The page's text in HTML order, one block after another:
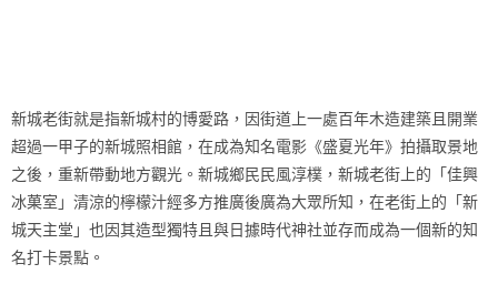
新城老街就是指新城村的博愛路，因街道上一處百年木造建築且開業
超過一甲子的新城照相館，在成為知名電影《盛夏光年》拍攝取景地
之後，重新帶動地方觀光。新城鄉民民風淳樸，新城老街上的「佳興
冰菓室」清涼的檸檬汁經多方推廣後廣為大眾所知，在老街上的「新
城天主堂」也因其造型獨特且與日據時代神社並存而成為一個新的知
名打卡景點。